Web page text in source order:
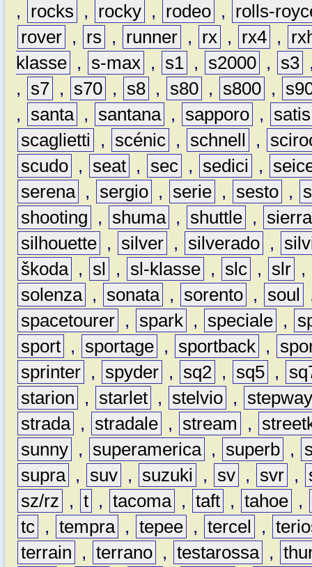
,
rocks , rocky , rodeo ,
rolls-
rover , rs , runner , rx , rx4 ,
klasse , s-max , s1 , s2000 , s3
,
s7 , s70 , s8 , s80 , s800 ,
,
santa , santana , sapporo ,
satis
scaglietti
, scénic , schnell ,
scudo , seat , sec , sedici ,
serena , sergio , serie , sesto ,
shooting
, shuma , shuttle ,
sierra
silhouette , silver , silverado ,
škoda , sl , sl-klasse , slc , slr ,
solenza , sonata , sorento , soul
spacetourer , spark , speciale ,
sport , sportage , sportback ,
sprinter , spyder , sq2 , sq5 ,
starion
, starlet , stelvio ,
strada , stradale , stream ,
sunny , superamerica , superb ,
supra , suv , suzuki , sv , svr ,
sz/rz
, t , tacoma , taft , tahoe ,
tc , tempra , tepee , tercel ,
terrain
, terrano , testarossa ,